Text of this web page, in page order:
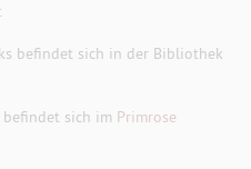
befindet sich in der Bibliothek
befindet sich im Primrose